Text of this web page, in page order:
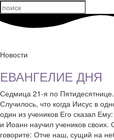
Новости
ЕВАНГЕЛИЕ ДНЯ
Седмица 21-я по
Случилось, что когда Иисус в
один из учеников Его сказал
и Иоанн научил учеников своих.
говорите: Отче наш, сущий на